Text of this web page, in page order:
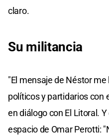
claro.
Su militancia
"El mensaje de Néstor
políticos y partidarios con
en diálogo con El Litoral.
espacio de Omar Perotti: